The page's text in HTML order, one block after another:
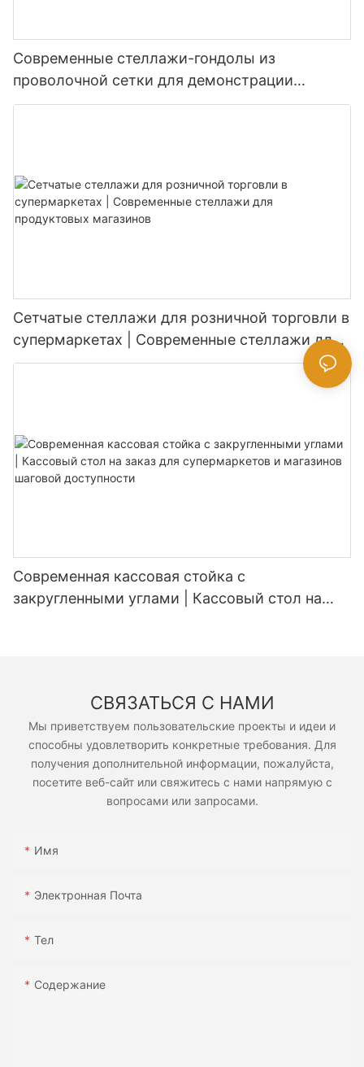
Современные стеллажи-гондолы из
проволочной сетки для демонстрации
товаров в супермаркетах.
Сетчатые стеллажи для розничной торговли в
супермаркетах | Современные стеллажи для
продуктовых магазинов
Современная кассовая стойка с
закругленными углами | Кассовый стол на
СВЯЗАТЬСЯ С НАМИ
Мы приветствуем пользовательские проекты и идеи и
способны удовлетворить конкретные требования. Для
получения дополнительной информации, пожалуйста,
посетите веб-сайт или свяжитесь с нами напрямую с
вопросами или запросами.
Имя
Электронная Почта
Тел
Содержание